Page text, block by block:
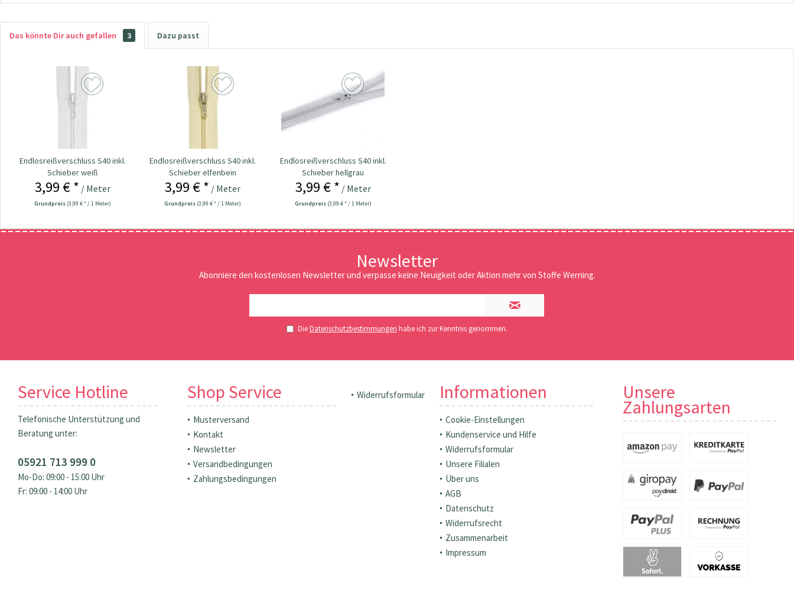
Das könnte Dir auch gefallen 3 Dazu passt
Endlosreißverschluss S40 inkl.
Schieber weiß
3,99 € * / Meter
Grundpreis (3,99 € * / 1 Meter)
Endlosreißverschluss S40 inkl.
Schieber elfenbein
3,99 € * / Meter
Grundpreis (3,99 € * / 1 Meter)
Endlosreißverschluss S40 inkl.
Schieber hellgrau
3,99 € * / Meter
Grundpreis (3,99 € * / 1 Meter)
Newsletter
Abonniere den kostenlosen Newsletter und verpasse keine Neuigkeit oder Aktion mehr von Stoffe Werning.
DieDatenschutzbestimmungen habe ich zur Kenntnis genommen.
Service Hotline
Telefonische Unterstützung und
Beratung unter:
05921 713 999 0
Mo-Do: 09:00 - 15:00 Uhr
Fr: 09:00 - 14:00 Uhr
Shop Service
Musterversand
Kontakt
Newsletter
Versandbedingungen
Zahlungsbedingungen
Widerrufsformular Informationen
Cookie-Einstellungen
Kundenservice und Hilfe
Widerrufsformular
Unsere Filialen
Über uns
AGB
Datenschutz
Widerrufsrecht
Zusammenarbeit
Impressum
Unsere
Zahlungsarten